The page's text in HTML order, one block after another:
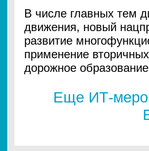
В числе главных тем
движения, новый
развитие
применение
дорожное
Еще ИТ-